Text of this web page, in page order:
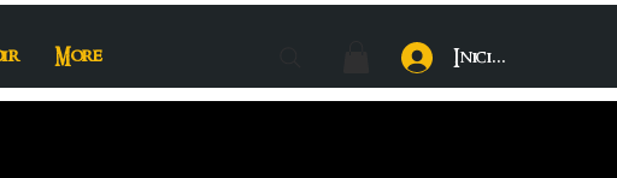
More Iniciar sesión